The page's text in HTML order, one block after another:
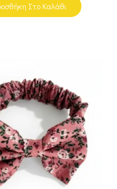
Στο Καλάθι